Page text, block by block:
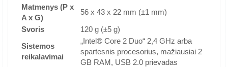
Matmenys (P x
A x G)
56 x 43 x 22 mm (±1 mm)
Svoris
120 g (±5 g)
Sistemos
reikalavimai
„Intel® Core 2 Duo“ 2,4 GHz arba
spartesnis procesorius, mažiausiai 2
GB RAM, USB 2.0 prievadas